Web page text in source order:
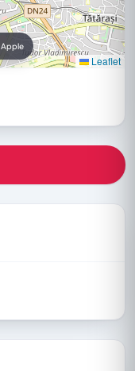
Leaflet
Apple